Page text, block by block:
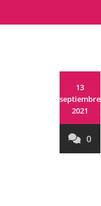
13
septiembre,
2021
0